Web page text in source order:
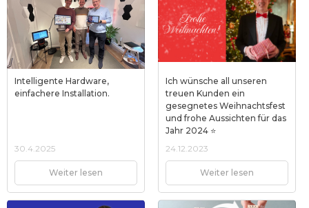
Intelligente Hardware,
einfachere Installation.
30.4.2025
Weiter lesen
Ich wünsche all unseren
treuen Kunden ein
gesegnetes Weihnachtsfest
und frohe Aussichten für das
Jahr 2024 ⭐
24.12.2023
Weiter lesen